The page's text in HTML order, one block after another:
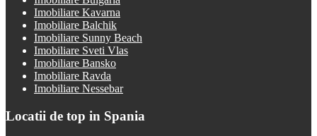
Imobiliare Kavarna
Imobiliare Balchik
Imobiliare Sunny Beach
Imobiliare Sveti Vlas
Imobiliare Bansko
Imobiliare Ravda
Imobiliare Nessebar
Locatii de top in Spania